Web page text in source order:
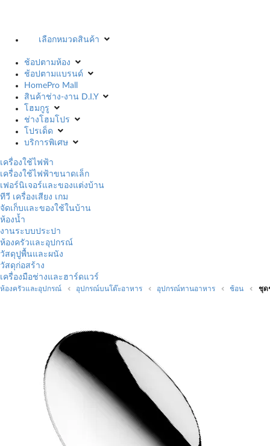
เลือกหมวดสินค้า
ช้อปตามห้อง
ช้อปตามแบรนด์
HomePro Mall
สินค้าช่าง-งาน D.I.Y
โฮมกูรู
ช่างโฮมโปร
โปรเด็ด
บริการพิเศษ
เครื่องใช้ไฟฟ้า
เครื่องใช้ไฟฟ้าขนาดเล็ก
เฟอร์นิเจอร์และของแต่งบ้าน
ทีวี เครื่องเสียง เกม
จัดเก็บและของใช้ในบ้าน
ห้องน้ำ
งานระบบประปา
ห้องครัวและอุปกรณ์
วัสดุปูพื้นและผนัง
วัสดุก่อสร้าง
เครื่องมือช่างและฮาร์ดแวร์
ห้องครัวและอุปกรณ์ อุปกรณ์บนโต๊ะอาหาร อุปกรณ์ทานอาหาร ช้อน ชุด